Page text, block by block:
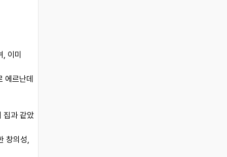
이미
에르난데
집과 같았
창의성,